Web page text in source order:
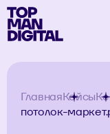
ГлавнаяКейсы
потолок-